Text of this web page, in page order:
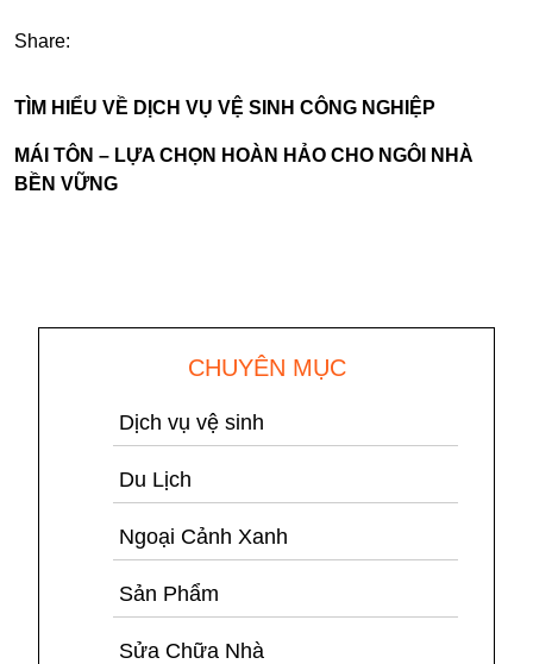
Share:
TÌM HIỂU VỀ DỊCH VỤ VỆ SINH CÔNG NGHIỆP
MÁI TÔN – LỰA CHỌN HOÀN HẢO CHO NGÔI NHÀ
BỀN VỮNG
CHUYÊN MỤC
Dịch vụ vệ sinh
Du Lịch
Ngoại Cảnh Xanh
Sản Phẩm
Sửa Chữa Nhà